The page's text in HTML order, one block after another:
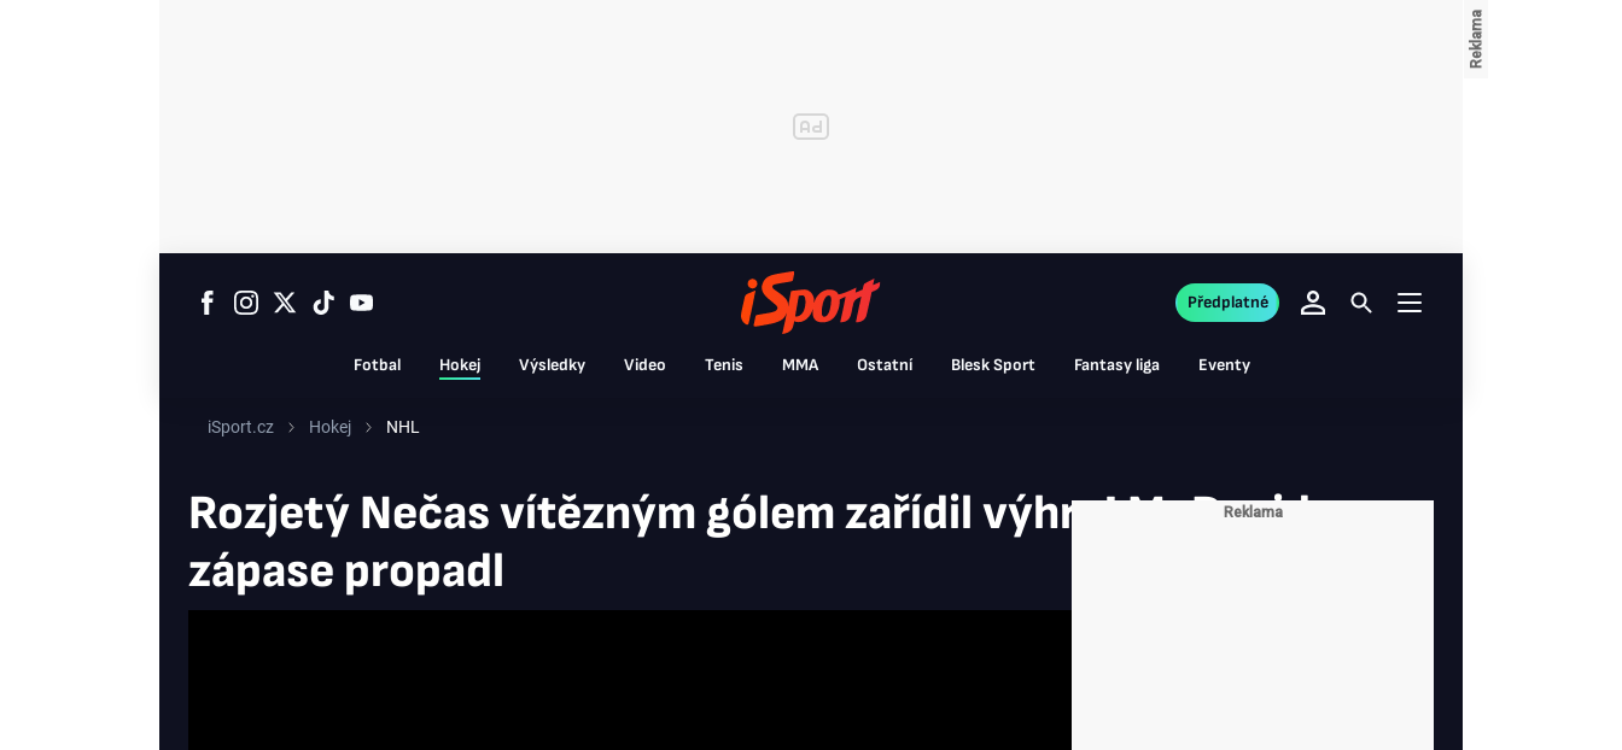
Fotbal Hokej Výsledky Video Tenis MMA Ostatní Blesk Sport Fantasy liga Eventy
Předplatné
iSport.cz Hokej NHL
Rozjetý Nečas vítězným gólem zařídil výhru! McDavid v
zápase propadl